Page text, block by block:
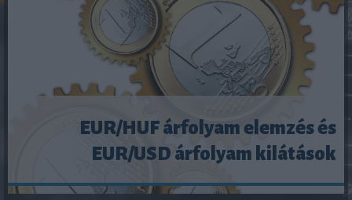
EUR/HUF árfolyam elemzés és
EUR/USD árfolyam kilátások